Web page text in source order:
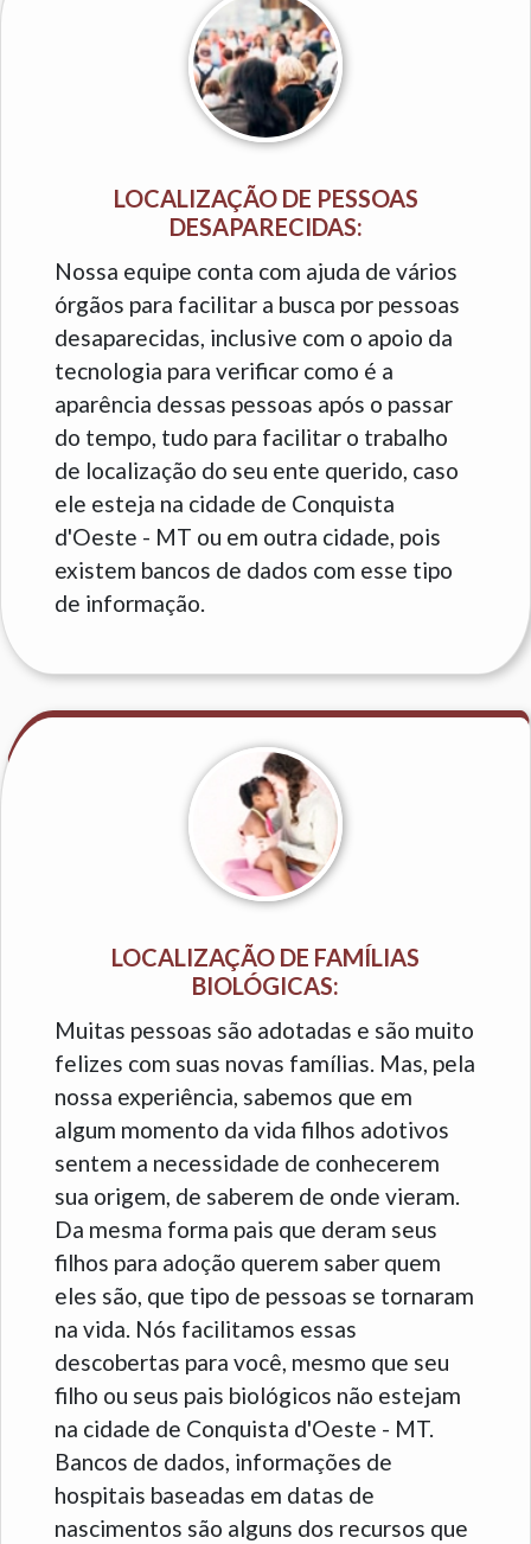
LOCALIZAÇÃO DE PESSOAS
DESAPARECIDAS:
Nossa equipe conta com ajuda de vários
órgãos para facilitar a busca por pessoas
desaparecidas, inclusive com o apoio da
tecnologia para verificar como é a
aparência dessas pessoas após o passar
do tempo, tudo para facilitar o trabalho
de localização do seu ente querido, caso
ele esteja na cidade de Conquista
d'Oeste - MT ou em outra cidade, pois
existem bancos de dados com esse tipo
de informação.
LOCALIZAÇÃO DE FAMÍLIAS
BIOLÓGICAS:
Muitas pessoas são adotadas e são muito
felizes com suas novas famílias. Mas, pela
nossa experiência, sabemos que em
algum momento da vida filhos adotivos
sentem a necessidade de conhecerem
sua origem, de saberem de onde vieram.
Da mesma forma pais que deram seus
filhos para adoção querem saber quem
eles são, que tipo de pessoas se tornaram
na vida. Nós facilitamos essas
descobertas para você, mesmo que seu
filho ou seus pais biológicos não estejam
na cidade de Conquista d'Oeste - MT.
Bancos de dados, informações de
hospitais baseadas em datas de
nascimentos são alguns dos recursos que